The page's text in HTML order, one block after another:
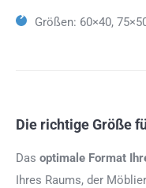
Größen: 60×40,
Die richtige Größe
Das optimale Format
Ihres Raums, der